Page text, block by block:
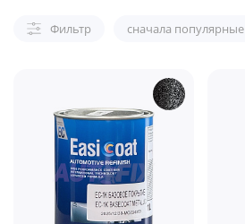
Фильтр сначала популярные